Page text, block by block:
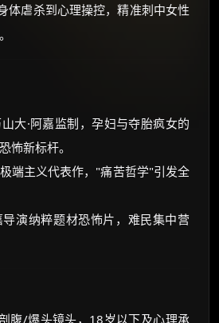
体虐杀到心理操控，精准刺中女性
大·阿嘉监制，孕妇与夺胎疯女的
怖新标杆。
端主义代表作，"痛苦哲学"引发全
导演纳粹题材恐怖片，难民集中营
腹/爆头镜头，18岁以下及心理承